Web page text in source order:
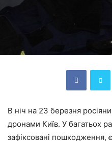
В ніч на 23 березня
дронами Київ. У багатьох
зафіксовані пошкодження,